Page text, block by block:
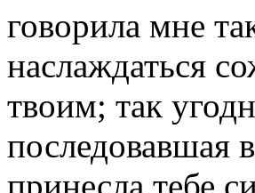
говорила мне
наслаждаться
твоим; так
последовавшая
принесла тебе